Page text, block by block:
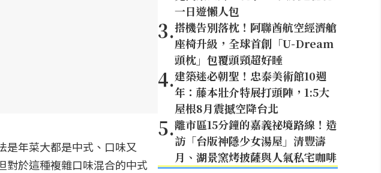
是年菜大都是中式、口味又
對於這種複雜口味混合的中式
一日遊懶人包
3.搭機告別落枕！阿聯酋航空經濟艙
座椅升級，全球首創「U-Dream
頭枕」包覆頭頸超好睡
4.建築迷必朝聖！忠泰美術館10週
年：藤本壯介特展打頭陣，1:5大
屋根8月震撼空降台北
5.離市區15分鐘的嘉義祕境路線！造
訪「台版神隱少女湯屋」清豐濤
月、湖景窯烤披薩與人氣私宅咖啡